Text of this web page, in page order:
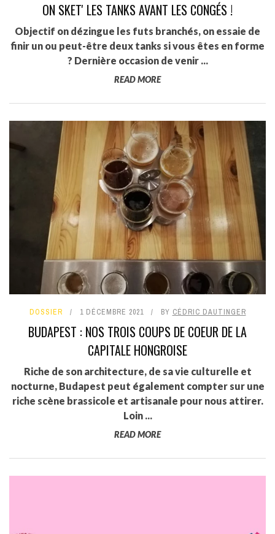
ON SKET' LES TANKS AVANT LES CONGÉS !
Objectif on dézingue les futs branchés, on essaie de
finir un ou peut-être deux tanks si vous êtes en forme
? Dernière occasion de venir ...
READ MORE
DOSSIER 1 DÉCEMBRE 2021 BY CÉDRIC DAUTINGER
BUDAPEST : NOS TROIS COUPS DE COEUR DE LA
CAPITALE HONGROISE
Riche de son architecture, de sa vie culturelle et
nocturne, Budapest peut également compter sur une
riche scène brassicole et artisanale pour nous attirer.
Loin ...
READ MORE